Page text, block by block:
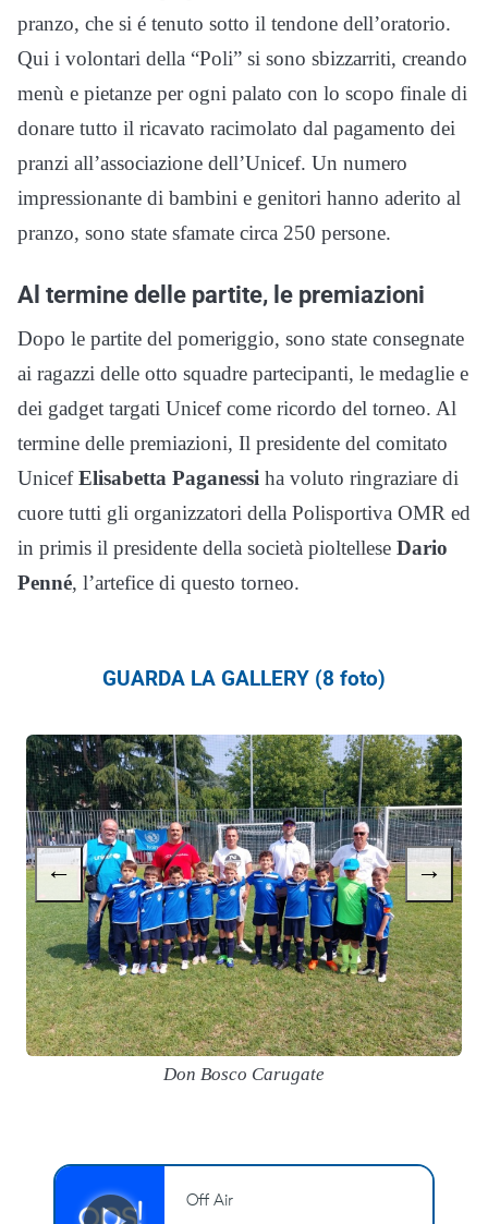
pranzo, che si é tenuto sotto il tendone dell’oratorio.
Qui i volontari della “Poli” si sono sbizzarriti, creando
menù e pietanze per ogni palato con lo scopo finale di
donare tutto il ricavato racimolato dal pagamento dei
pranzi all’associazione dell’Unicef. Un numero
impressionante di bambini e genitori hanno aderito al
pranzo, sono state sfamate circa 250 persone.
Al termine delle partite, le premiazioni
Dopo le partite del pomeriggio, sono state consegnate
ai ragazzi delle otto squadre partecipanti, le medaglie e
dei gadget targati Unicef come ricordo del torneo. Al
termine delle premiazioni, Il presidente del comitato
UnicefElisabetta Paganessi ha voluto ringraziare di
cuore tutti gli organizzatori della Polisportiva OMR ed
in primis il presidente della società pioltellese Dario
Penné, l’artefice di questo torneo.
GUARDA LA GALLERY (8 foto)
Don Bosco Carugate
← →